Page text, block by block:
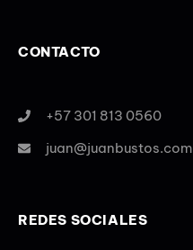
CONTACTO
+57 301 813 0560
juan@juanbustos.com
REDES SOCIALES